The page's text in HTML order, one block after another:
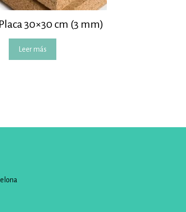
30×30 cm (3 mm)
Leer más